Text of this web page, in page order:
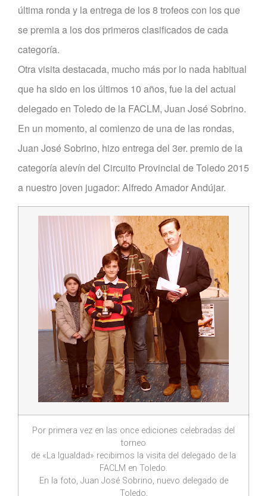
última ronda y la entrega de los 8 trofeos con los que
se premia a los dos primeros clasificados de cada
categoría.
Otra visita destacada, mucho más por lo nada habitual
que ha sido en los últimos 10 años, fue la del actual
delegado en Toledo de la FACLM, Juan José Sobrino.
En un momento, al comienzo de una de las rondas,
Juan José Sobrino, hizo entrega del 3er. premio de la
categoría alevín del Circuito Provincial de Toledo 2015
a nuestro joven jugador: Alfredo Amador Andújar.
Por primera vez en las once ediciones celebradas del
torneo
de «La Igualdad» recibimos la visita del delegado de la
FACLM en Toledo.
En la foto, Juan José Sobrino, nuevo delegado de
Toledo,